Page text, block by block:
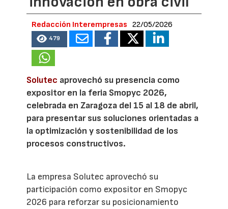
Redacción Interempresas 22/05/2026
479
Solutec aprovechó su presencia como
expositor en la feria Smopyc 2026,
celebrada en Zaragoza del 15 al 18 de abril,
para presentar sus soluciones orientadas a
la optimización y sostenibilidad de los
procesos constructivos.
La empresa Solutec aprovechó su
participación como expositor en Smopyc
2026 para reforzar su posicionamiento